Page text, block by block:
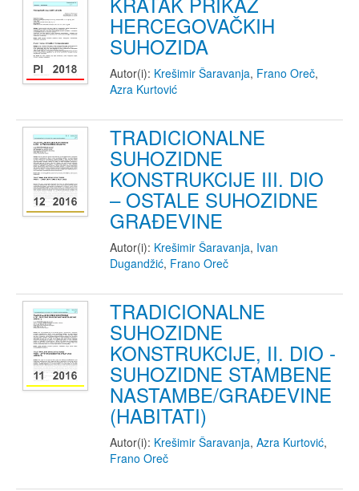
HERCEGOVAČKIH
SUHOZIDA
Autor(i): Krešimir Šaravanja, Frano Oreč,
Azra Kurtović
TRADICIONALNE
SUHOZIDNE
KONSTRUKCIJE III. DIO
– OSTALE SUHOZIDNE
GRAĐEVINE
Autor(i): Krešimir Šaravanja, Ivan
Dugandžić, Frano Oreč
TRADICIONALNE
SUHOZIDNE
KONSTRUKCIJE, II. DIO -
SUHOZIDNE STAMBENE
NASTAMBE/GRAĐEVINE
(HABITATI)
Autor(i): Krešimir Šaravanja, Azra Kurtović,
Frano Oreč